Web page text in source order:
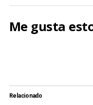
Me gusta
Relacionado